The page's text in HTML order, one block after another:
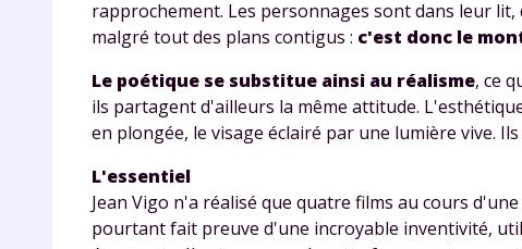
rapprochement. Les personnages sont dans leur
malgré tout des plans contigus : c'est donc le
Le poétique se substitue ainsi au réalisme, ce
ils partagent d'ailleurs la même attitude.
en plongée, le visage éclairé par une lumière vive.
L'essentiel
Jean Vigo n'a réalisé que quatre films au cours
pourtant fait preuve d'une incroyable inventivité,
de vos
notre